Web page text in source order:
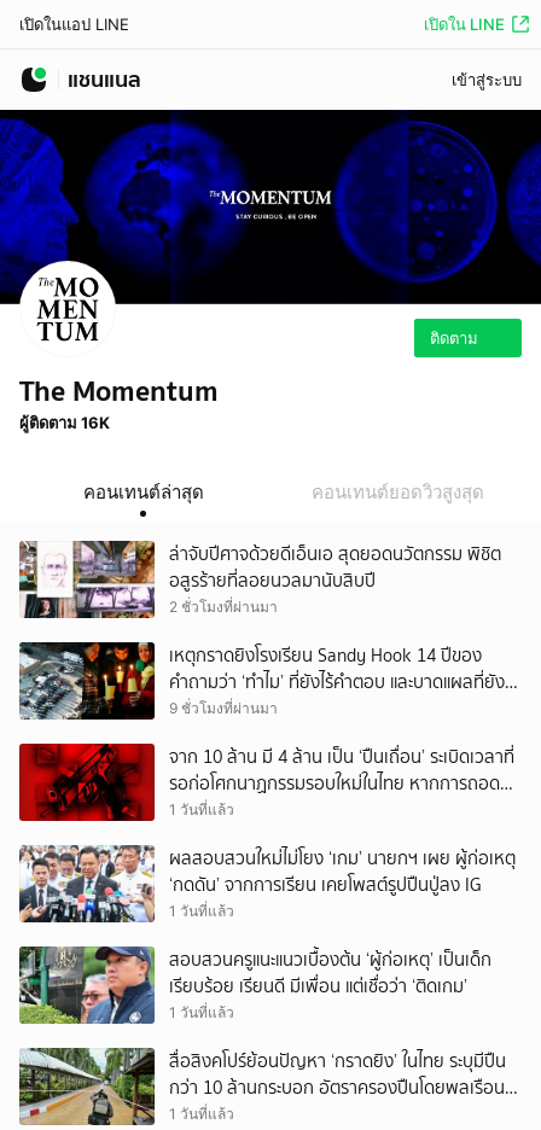
เปิดในแอป LINE เปิดใน LINE
แชนแนล เข้าสู่ระบบ
ติดตาม
The Momentum
ผู้ติดตาม 16K
คอนเทนต์ล่าสุด คอนเทนต์ยอดวิวสูงสุด
ล่าจับปีศาจด้วยดีเอ็นเอ สุดยอดนวัตกรรม พิชิต
อสูรร้ายที่ลอยนวลมานับสิบปี
2 ชั่วโมงที่ผ่านมา
เหตุกราดยิงโรงเรียน Sandy Hook 14 ปีของ
คำถามว่า ‘ทำไม’ ที่ยังไร้คำตอบ และบาดแผลที่ยัง
ทวงความรับผิดชอบไม่จบ
9 ชั่วโมงที่ผ่านมา
จาก 10 ล้าน มี 4 ล้าน เป็น ‘ปืนเถื่อน’ ระเบิดเวลาที่
รอก่อโศกนาฏกรรมรอบใหม่ในไทย หากการถอดบท
เรียนของรัฐเป็นเพียง ‘ลมปาก’
1 วันที่แล้ว
ผลสอบสวนใหม่ไม่โยง ‘เกม’ นายกฯ เผย ผู้ก่อเหตุ
‘กดดัน’ จากการเรียน เคยโพสต์รูปปืนปู่ลง IG
1 วันที่แล้ว
สอบสวนครูแนะแนวเบื้องต้น ‘ผู้ก่อเหตุ’ เป็นเด็ก
เรียบร้อย เรียนดี มีเพื่อน แต่เชื่อว่า ‘ติดเกม’
1 วันที่แล้ว
สื่อสิงคโปร์ย้อนปัญหา ‘กราดยิง’ ในไทย ระบุมีปืน
กว่า 10 ล้านกระบอก อัตราครองปืนโดยพลเรือน
สูงที่สุดในภูมิภาค
1 วันที่แล้ว